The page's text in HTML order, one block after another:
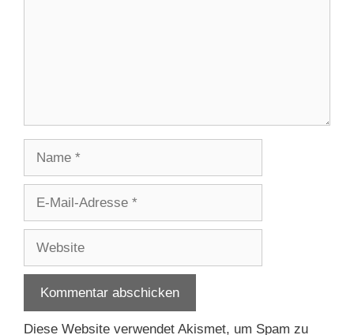
Adresse
Diese Website verwendet Akismet, um Spam zu